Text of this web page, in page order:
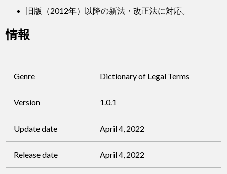
旧版（2012年）以降の新法・改正法に対応。
情報
Genre Dictionary of Legal Terms
Version 1.0.1
Update date April 4, 2022
Release date April 4, 2022